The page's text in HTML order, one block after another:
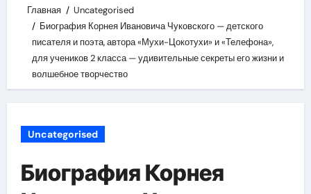
Главная
Uncategorised
Биография Корнея Ивановича Чуковского — детского
писателя и поэта, автора «Мухи-Цокотухи» и «Телефона»,
для учеников 2 класса — удивительные секреты его жизни и
волшебное творчество
Uncategorised
Биография Корнея